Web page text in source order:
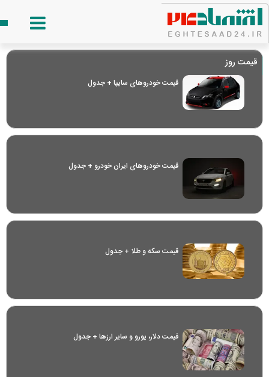
قیمت روز
قیمت خودرو‌های سایپا + جدول
قیمت خودرو‌های ایران خودرو + جدول
قیمت سکه و طلا + جدول
قیمت دلار، یورو و سایر ارز‌ها + جدول